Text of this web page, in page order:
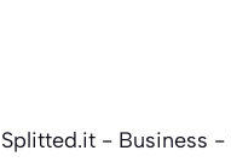
Splitted.it - Business -